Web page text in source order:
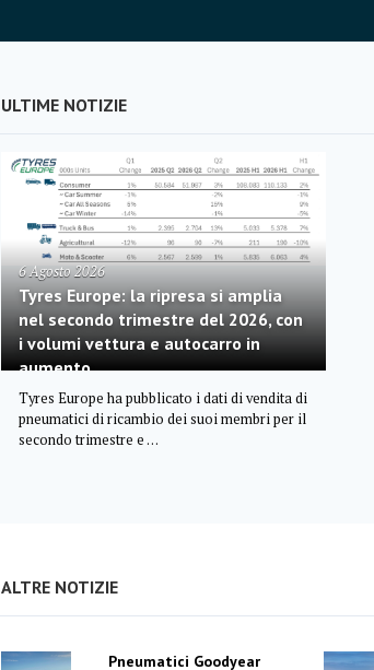
ULTIME NOTIZIE
6 Agosto 2026
Tyres Europe: la ripresa si amplia
nel secondo trimestre del 2026, con
i volumi vettura e autocarro in
aumento
Tyres Europe ha pubblicato i dati di vendita di
pneumatici di ricambio dei suoi membri per il
secondo trimestre e …
ALTRE NOTIZIE
Pneumatici Goodyear